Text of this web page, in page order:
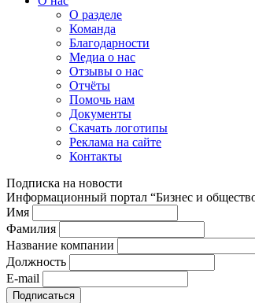
О разделе
Команда
Благодарности
Медиа о нас
Отзывы о нас
Отчёты
Помочь нам
Документы
Скачать логотипы
Реклама на сайте
Контакты
Подписка на новости
Информационный портал “Бизнес и
Имя
Фамилия
Название компании
Должность
E-mail